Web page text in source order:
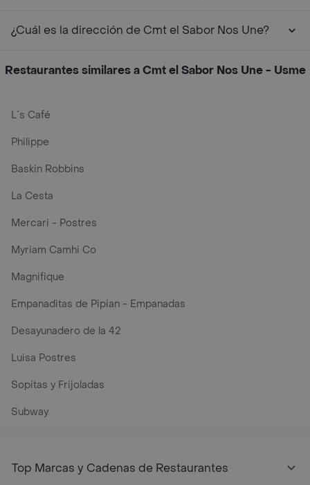
¿Cuál es la dirección de Cmt el Sabor Nos Une?
Restaurantes similares a Cmt el Sabor Nos Une - Usme
L´s Café
Philippe
Baskin Robbins
La Cesta
Mercari - Postres
Myriam Camhi Co
Magnifique
Empanaditas de Pipian - Empanadas
Desayunadero de la 42
Luisa Postres
Sopitas y Frijoladas
Subway
Top Marcas y Cadenas de Restaurantes